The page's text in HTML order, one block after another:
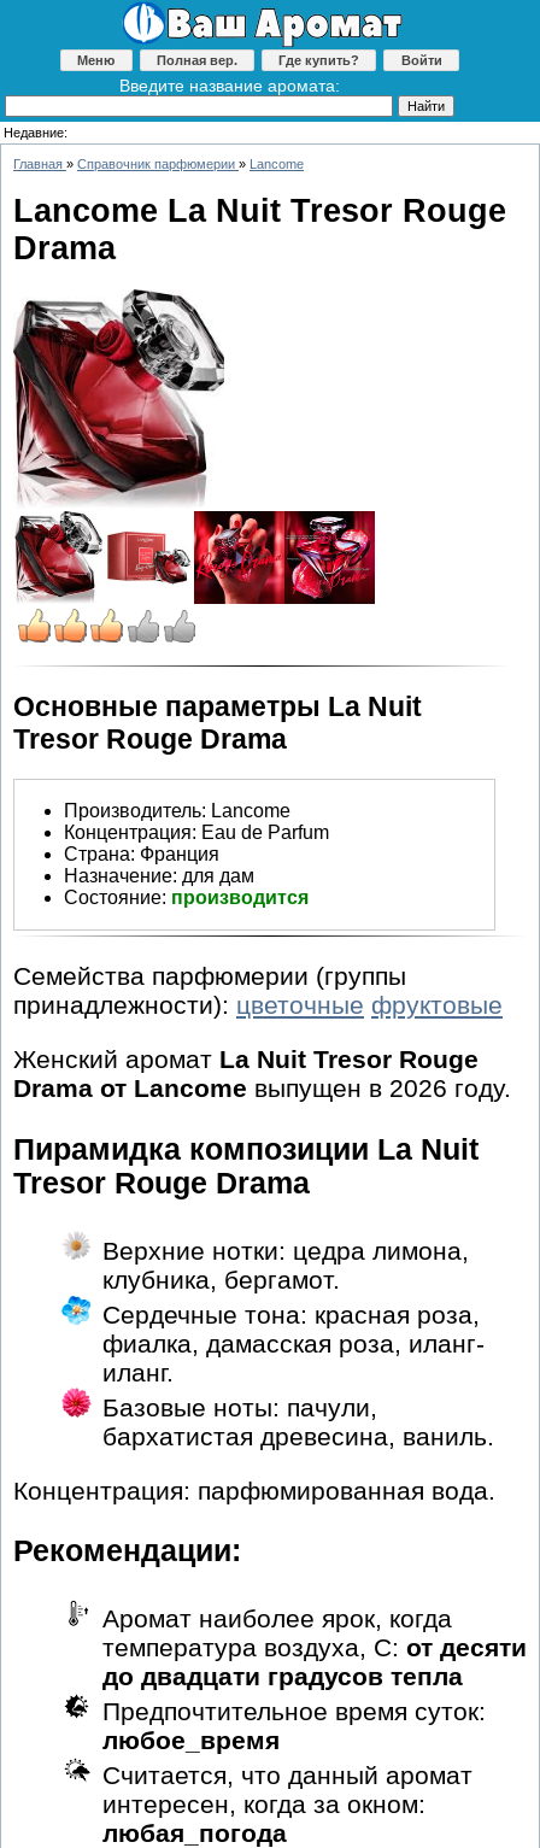
Меню Полная вер. Где купить? Войти
Введите название аромата:
Недавние:
Главная » Справочник парфюмерии » Lancome
Lancome La Nuit Tresor Rouge
Drama
Основные параметры La Nuit
Tresor Rouge Drama
Производитель: Lancome
Концентрация: Eau de Parfum
Страна: Франция
Назначение: для дам
Состояние: производится
Семейства парфюмерии (группы
принадлежности): цветочные фруктовые
Женский аромат La Nuit Tresor Rouge
Drama от Lancome выпущен в 2026 году.
Пирамидка композиции La Nuit
Tresor Rouge Drama
Верхние нотки: цедра лимона,
клубника, бергамот.
Сердечные тона: красная роза,
фиалка, дамасская роза, иланг-
иланг.
Базовые ноты: пачули,
бархатистая древесина, ваниль.
Концентрация: парфюмированная вода.
Рекомендации:
Аромат наиболее ярок, когда
температура воздуха, С: от десяти
до двадцати градусов тепла
Предпочтительное время суток:
любое_время
Считается, что данный аромат
интересен, когда за окном:
любая_погода